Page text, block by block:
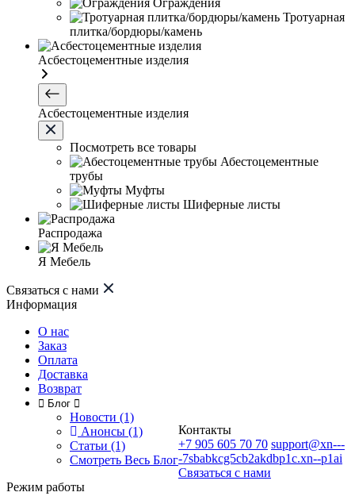
Ограждения
Тротуарная
плитка/бордюры/камень
Асбестоцементные изделия
Асбестоцементные изделия
Посмотреть все товары
Абестоцементные
трубы
Муфты
Шиферные листы
Распродажа
Я Мебель
Связаться с нами
Информация
О нас
Заказ
Оплата
Доставка
Возврат
Блог
Новости (1)
Анонсы (1)
Статьи (1)
Смотреть Весь Блог
Контакты
+7 905 605 70 70 support@xn---
-7sbabkcg5cb2akdbp1c.xn--p1ai
Связаться с нами
Режим работы